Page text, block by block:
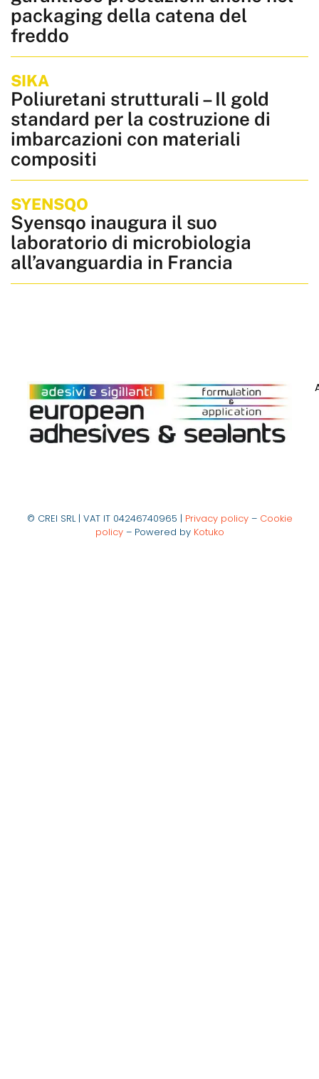
packaging della catena del
freddo
SIKA
Poliuretani strutturali – Il gold
standard per la costruzione di
imbarcazioni con materiali
compositi
SYENSQO
Syensqo inaugura il suo
laboratorio di microbiologia
all’avanguardia in Francia
© CREI SRL | VAT IT 04246740965 | Privacy policy– Cookie
policy– Powered by Kotuko